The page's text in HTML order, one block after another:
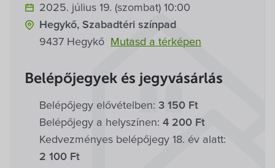
Pályázatok
2025. július 19. (szombat) 10:00
Hegykő, Szabadtéri színpad
9437 Hegykő
Mutasd a térképen
Belépőjegyek és jegyvásárlás
Belépőjegy elővételben: 3 150 Ft
Belépőjegy a helyszínen: 4 200 Ft
Kedvezményes belépőjegy 18. év alatt:
2 100 Ft